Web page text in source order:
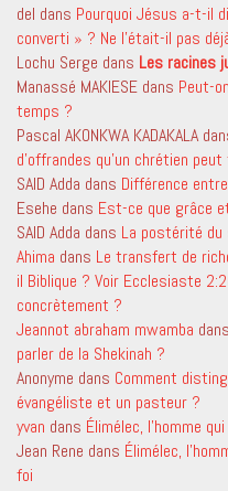
del dans Pourquoi Jésus a-t-il
converti » ? Ne l’était-il pas
Lochu Serge dans Les racines
Manassé MAKIESE dans Peut-
temps ?
Pascal AKONKWA KADAKALA
d’offrandes qu’un chrétien
SAID Adda dans Différence
Esehe dans Est-ce que grâce
SAID Adda dans La postérité du
Ahima dans Le transfert de
il Biblique ? Voir Ecclesiaste
concrètement ?
Jeannot abraham mwamba dans
parler de la Shekinah ?
Anonyme dans Comment
évangéliste et un pasteur ?
yvan dans Élimélec, l’homme
Jean Rene dans Élimélec,
foi